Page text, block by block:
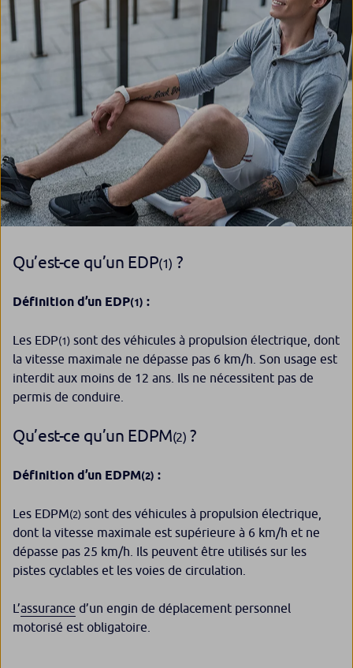
Qu’est-ce qu’un EDP(1) ?
Définition d’un EDP(1) :
Les EDP(1) sont des véhicules à propulsion électrique, dont
la vitesse maximale ne dépasse pas 6 km/h. Son usage est
interdit aux moins de 12 ans. Ils ne nécessitent pas de
permis de conduire.
Qu’est-ce qu’un EDPM(2) ?
Définition d’un EDPM(2) :
Les EDPM(2) sont des véhicules à propulsion électrique,
dont la vitesse maximale est supérieure à 6 km/h et ne
dépasse pas 25 km/h. Ils peuvent être utilisés sur les
pistes cyclables et les voies de circulation.
L’assurance d’un engin de déplacement personnel
motorisé est obligatoire.